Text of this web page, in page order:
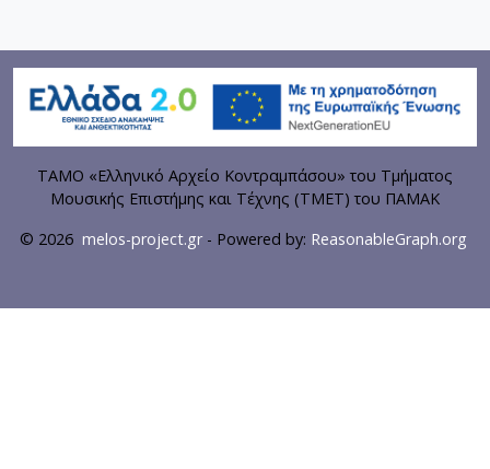
ΤΑΜΟ «Ελληνικό Αρχείο Κοντραμπάσου» του Τμήματος
Μουσικής Επιστήμης και Τέχνης (ΤΜΕΤ) του ΠΑΜΑΚ
© 2026 melos-project.gr- Powered by: ReasonableGraph.org